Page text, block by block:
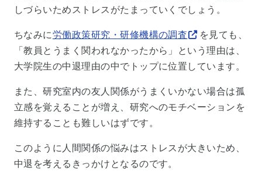
しづらいためストレスがたまっていくでしょう。
ちなみに労働政策研究・研修機構の調査
を見ても、
「教員とうまく関われなかったから」という理由は、
大学院生の中退理由の中でトップに位置しています。
また、研究室内の友人関係がうまくいかない場合は孤
立感を覚えることが増え、研究へのモチベーションを
維持することも難しいはずです。
このように人間関係の悩みはストレスが大きいため、
中退を考えるきっかけとなるのです。